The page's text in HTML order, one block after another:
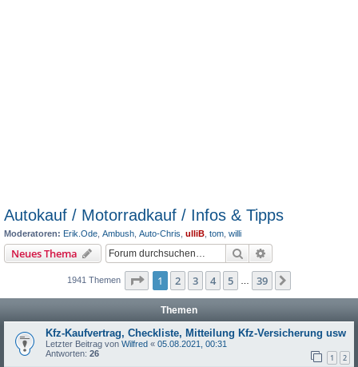
Autokauf / Motorradkauf / Infos & Tipps
Moderatoren: Erik.Ode Ambush Auto-Chris ulliB tom willi
Neues Thema Suche
1941 Themen Seite 1von 39
1 2 3 4 5 39
Themen
Kfz-Kaufvertrag, Checkliste, Mitteilung Kfz-Versicherung usw
Letzter Beitrag von Wilfred « 05.08.2021, 00:31
Antworten: 26 1 2